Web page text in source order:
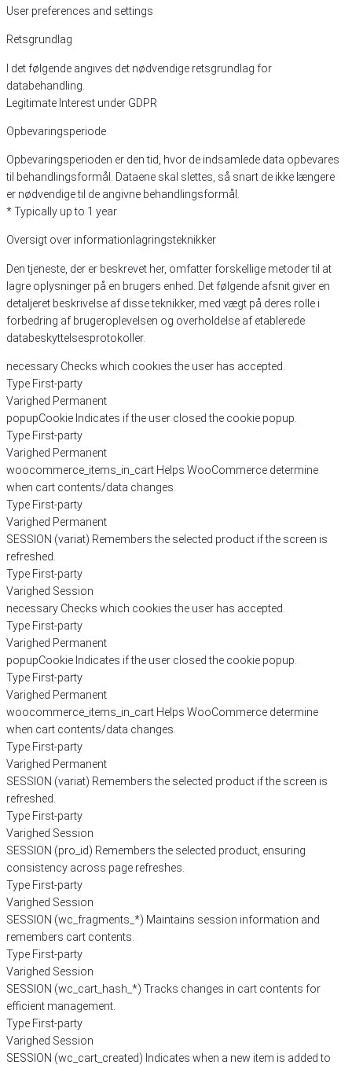
User preferences and settings
Retsgrundlag
I det følgende angives det nødvendige retsgrundlag for
databehandling.
Legitimate Interest under GDPR
Opbevaringsperiode
Opbevaringsperioden er den tid, hvor de indsamlede data opbevares
til behandlingsformål. Dataene skal slettes, så snart de ikke længere
er nødvendige til de angivne behandlingsformål.
* Typically up to 1 year
Oversigt over informationlagringsteknikker
Den tjeneste, der er beskrevet her, omfatter forskellige metoder til at
lagre oplysninger på en brugers enhed. Det følgende afsnit giver en
detaljeret beskrivelse af disse teknikker, med vægt på deres rolle i
forbedring af brugeroplevelsen og overholdelse af etablerede
databeskyttelsesprotokoller.
necessary Checks which cookies the user has accepted.
Type First-party
Varighed Permanent
popupCookie Indicates if the user closed the cookie popup.
Type First-party
Varighed Permanent
woocommerce_items_in_cart Helps WooCommerce determine
when cart contents/data changes.
Type First-party
Varighed Permanent
SESSION (variat) Remembers the selected product if the screen is
refreshed.
Type First-party
Varighed Session
necessary Checks which cookies the user has accepted.
Type First-party
Varighed Permanent
popupCookie Indicates if the user closed the cookie popup.
Type First-party
Varighed Permanent
woocommerce_items_in_cart Helps WooCommerce determine
when cart contents/data changes.
Type First-party
Varighed Permanent
SESSION (variat) Remembers the selected product if the screen is
refreshed.
Type First-party
Varighed Session
SESSION (pro_id) Remembers the selected product, ensuring
consistency across page refreshes.
Type First-party
Varighed Session
SESSION (wc_fragments_*) Maintains session information and
remembers cart contents.
Type First-party
Varighed Session
SESSION (wc_cart_hash_*) Tracks changes in cart contents for
efficient management.
Type First-party
Varighed Session
SESSION (wc_cart_created) Indicates when a new item is added to